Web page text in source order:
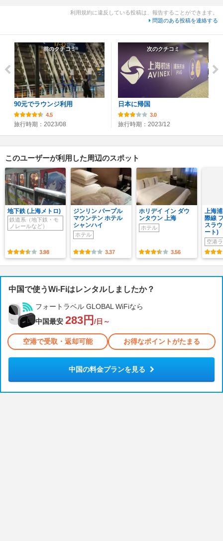
利用規約に違反している投稿は、報告することができます。
問題のある投稿を連絡する
前のクチコミ
90元でラウンジ利用
4.5
旅行時期：2023/08
次のクチコミ
日本に帰国
3.0
旅行時期：2023/12
このユーザーが利用した周辺のスポット
地下鉄 (上海メトロ)
鉄道系（地下鉄・モ
ノレールなど）
3.98
ジンリン パープル
マウンテン ホテル
シャンハイ
ホテル
3.37
ホリデイ イン ダウ
ンタウン 上海
ホテル
3.56
上海
際線
スラ
ート)
空港
中国で使うWi-Fiはレンタルしましたか？
フォートラベル GLOBAL WiFiなら
中国最安 283円 /日～
空港で受取・返却可能 お得なポイントがたまる
中国の料金プランを見る